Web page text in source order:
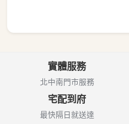
實體服務
北中南門市服務
宅配到府
最快隔日就送達